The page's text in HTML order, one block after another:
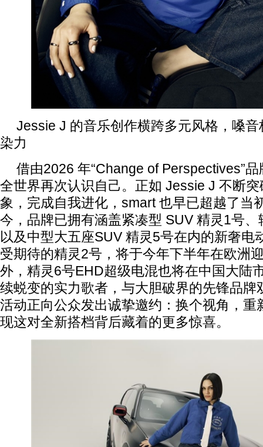
Jessie J 的音乐创作横跨多元风格，嗓
染力
借由2026 年“Change of Perspectives”
全世界再次认识自己。正如 Jessie J 不断
象，完成自我进化，smart 也早已超越了当
今，品牌已拥有涵盖紧凑型 SUV 精灵1号
以及中型大五座SUV 精灵5号在内的新奢电
受期待的精灵2号，将于今年下半年在欧洲
外，精灵6号EHD超级电混也将在中国大陆
续蜕变的实力歌者，与大胆破界的先锋品牌
活动正向公众发出诚挚邀约：换个视角，重
现这对全新搭档背后藏着的更多惊喜。